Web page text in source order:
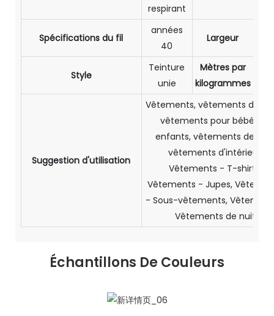
respirant
Spécifications du fil
années
40
Largeur
Style
Teinture
unie
Mètres par
kilogrammes
Suggestion d'utilisation
Vêtements, vêtements de
vêtements pour bébés et
enfants, vêtements de
vêtements d'intérieur,
Vêtements - T-shirts,
Vêtements - Jupes,
- Sous-vêtements,
Vêtements de nuit
Échantillons De Couleurs